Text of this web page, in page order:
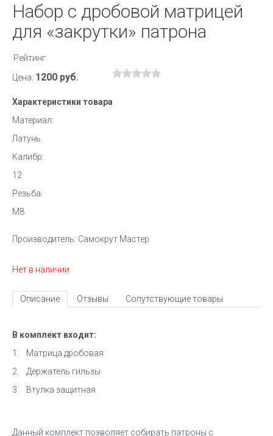
Набор с дробовой матрицей
для «закрутки» патрона
Рейтинг:
Цена: 1200 руб.
Характеристики товара
Материал:
Латунь
Калибр:
12
Резьба:
M8
Производитель: Самокрут Мастер
Нет в наличии
Описание Отзывы Сопутствующие товары
В комплект входит:
1. Матрица дробовая
2. Держатель гильзы
3. Втулка защитная
Данный комплект позволяет собирать патроны с